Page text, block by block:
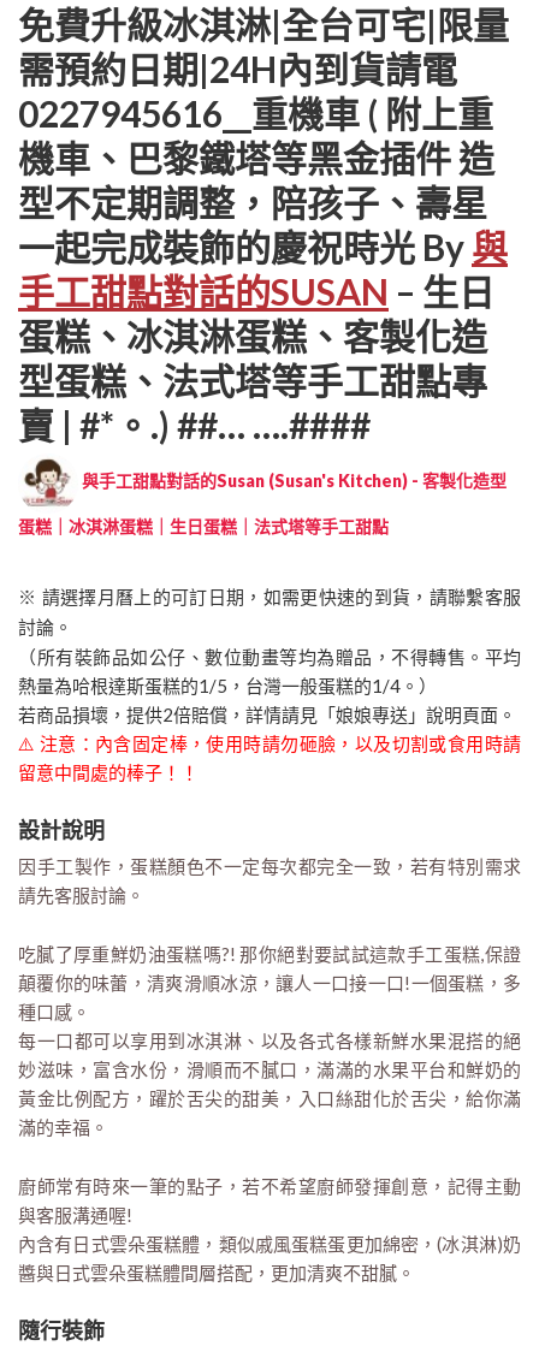
免費升級冰淇淋|全台可宅|限量
需預約日期|24H內到貨請電
0227945616__重機車 ( 附上重
機車、巴黎鐵塔等黑金插件 造
型不定期調整，陪孩子、壽星
一起完成裝飾的慶祝時光 By與
手工甜點對話的SUSAN – 生日
蛋糕、冰淇淋蛋糕、客製化造
型蛋糕、法式塔等手工甜點專
賣 | #*。.) ##… ….####
與手工甜點對話的Susan (Susan's Kitchen) - 客製化造型
蛋糕｜冰淇淋蛋糕｜生日蛋糕｜法式塔等手工甜點
※ 請選擇月曆上的可訂日期，如需更快速的到貨，請聯繫客服
討論。
（所有裝飾品如公仔、數位動畫等均為贈品，不得轉售。平均
熱量為哈根達斯蛋糕的1/5，台灣一般蛋糕的1/4。）
若商品損壞，提供2倍賠償，詳情請見「娘娘專送」說明頁面。
⚠️ 注意：內含固定棒，使用時請勿砸臉，以及切割或食用時請
留意中間處的棒子！！
設計說明
因手工製作，蛋糕顏色不一定每次都完全一致，若有特別需求
請先客服討論。
吃膩了厚重鮮奶油蛋糕嗎?! 那你絕對要試試這款手工蛋糕,保證
顛覆你的味蕾，清爽滑順冰涼，讓人一口接一口!一個蛋糕，多
種口感。
每一口都可以享用到冰淇淋、以及各式各樣新鮮水果混搭的絕
妙滋味，富含水份，滑順而不膩口，滿滿的水果平台和鮮奶的
黃金比例配方，躍於舌尖的甜美，入口絲甜化於舌尖，給你滿
滿的幸福。
廚師常有時來一筆的點子，若不希望廚師發揮創意，記得主動
與客服溝通喔!
內含有日式雲朵蛋糕體，類似戚風蛋糕蛋更加綿密，(冰淇淋)奶
醬與日式雲朵蛋糕體間層搭配，更加清爽不甜膩。
隨行裝飾